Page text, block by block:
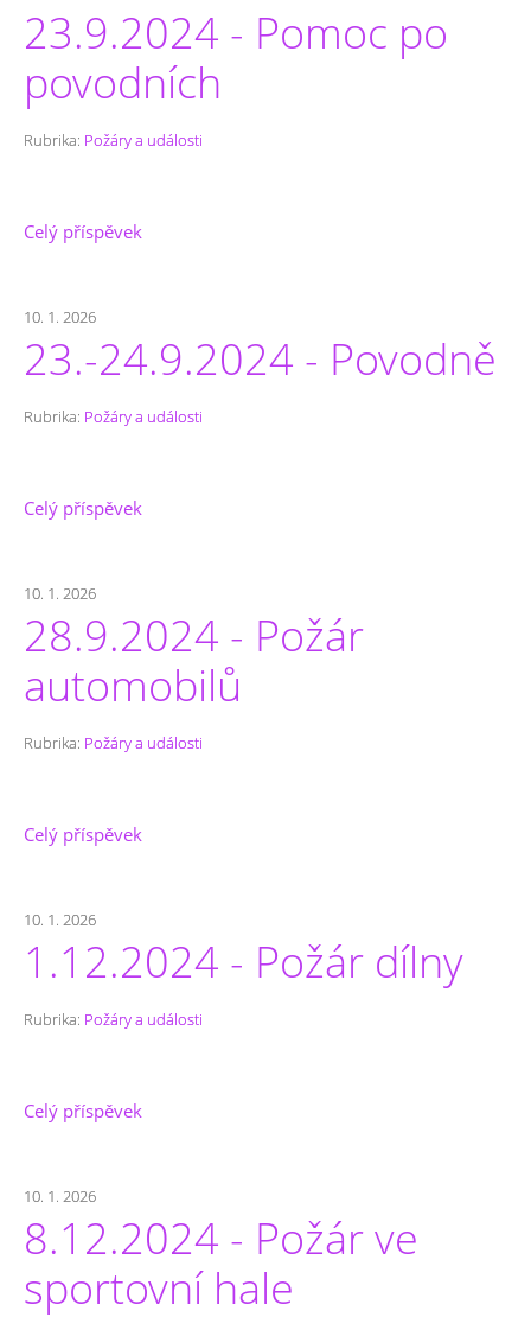
23.9.2024 - Pomoc po
povodních
Rubrika: Požáry a události
Celý příspěvek
10. 1. 2026
23.-24.9.2024 - Povodně
Rubrika: Požáry a události
Celý příspěvek
10. 1. 2026
28.9.2024 - Požár
automobilů
Rubrika: Požáry a události
Celý příspěvek
10. 1. 2026
1.12.2024 - Požár dílny
Rubrika: Požáry a události
Celý příspěvek
10. 1. 2026
8.12.2024 - Požár ve
sportovní hale